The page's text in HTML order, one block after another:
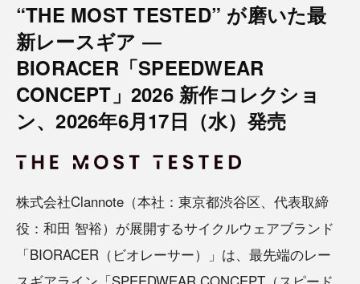
“THE MOST TESTED” が磨いた最
新レースギア ―
BIORACER「SPEEDWEAR
CONCEPT」2026 新作コレクショ
ン、2026年6月17日（水）発売
株式会社Clannote（本社：東京都渋谷区、代表取締
役：和田 智裕）が展開するサイクルウェアブランド
「BIORACER（ビオレーサー）」は、最先端のレー